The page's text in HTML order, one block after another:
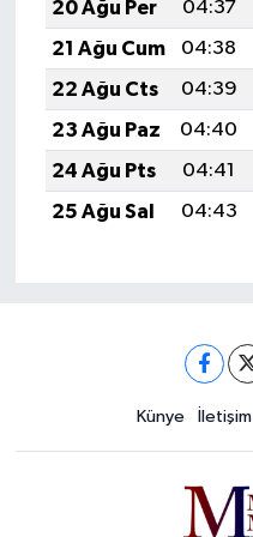
20 Ağu Per 04:37
21 Ağu Cum
04:38
22 Ağu Cts
04:39
23 Ağu Paz
04:40
24 Ağu Pts
04:41
25 Ağu Sal
04:43
Künye İletişim